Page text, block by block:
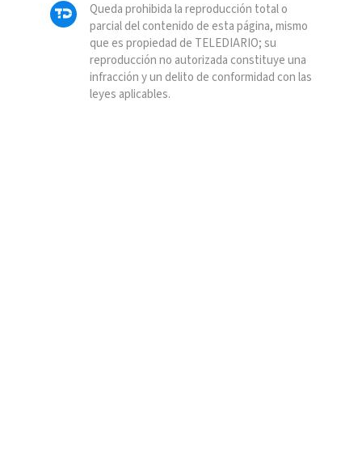
Queda prohibida la reproducción total o
parcial del contenido de esta página, mismo
que es propiedad de TELEDIARIO; su
reproducción no autorizada constituye una
infracción y un delito de conformidad con las
leyes aplicables.